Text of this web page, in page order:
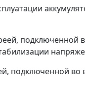
подключенной
подключенной во